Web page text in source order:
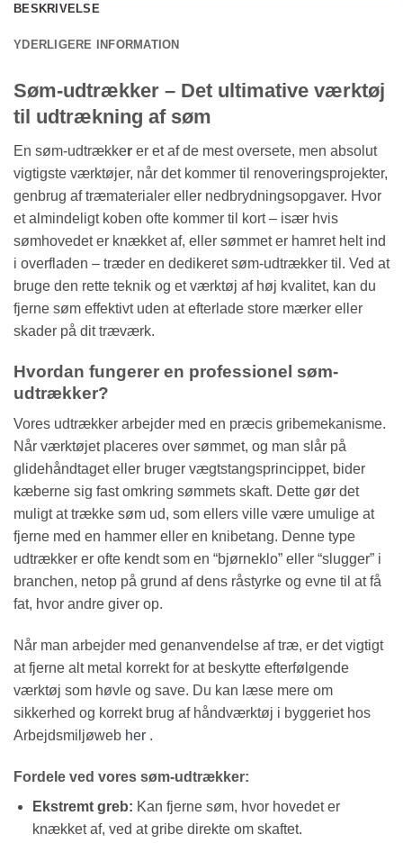
BESKRIVELSE
YDERLIGERE INFORMATION
Søm-udtrækker – Det ultimative værktøj
til udtrækning af søm
En søm-udtrækker er et af de mest oversete, men absolut
vigtigste værktøjer, når det kommer til renoveringsprojekter,
genbrug af træmaterialer eller nedbrydningsopgaver. Hvor
et almindeligt koben ofte kommer til kort – især hvis
sømhovedet er knækket af, eller sømmet er hamret helt ind
i overfladen – træder en dedikeret søm-udtrækker til. Ved at
bruge den rette teknik og et værktøj af høj kvalitet, kan du
fjerne søm effektivt uden at efterlade store mærker eller
skader på dit træværk.
Hvordan fungerer en professionel søm-
udtrækker?
Vores udtrækker arbejder med en præcis gribemekanisme.
Når værktøjet placeres over sømmet, og man slår på
glidehåndtaget eller bruger vægtstangsprincippet, bider
kæberne sig fast omkring sømmets skaft. Dette gør det
muligt at trække søm ud, som ellers ville være umulige at
fjerne med en hammer eller en knibetang. Denne type
udtrækker er ofte kendt som en “bjørneklo” eller “slugger” i
branchen, netop på grund af dens råstyrke og evne til at få
fat, hvor andre giver op.
Når man arbejder med genanvendelse af træ, er det vigtigt
at fjerne alt metal korrekt for at beskytte efterfølgende
værktøj som høvle og save. Du kan læse mere om
sikkerhed og korrekt brug af håndværktøj i byggeriet hos
Arbejdsmiljøweb her .
Fordele ved vores søm-udtrækker:
Ekstremt greb: Kan fjerne søm, hvor hovedet er
knækket af, ved at gribe direkte om skaftet.